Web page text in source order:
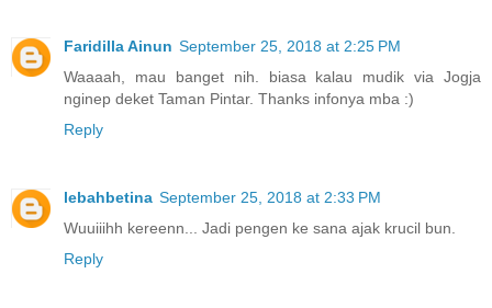
Faridilla Ainun September 25, 2018 at 2:25 PM
Waaaah, mau banget nih. biasa kalau mudik via Jogja
nginep deket Taman Pintar. Thanks infonya mba :)
Reply
lebahbetina September 25, 2018 at 2:33 PM
Wuuiiihh kereenn... Jadi pengen ke sana ajak krucil bun.
Reply